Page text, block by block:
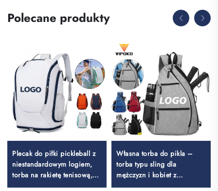
Polecane produkty
Plecak do piłki pickleball z
niestandardowym logiem,
torba na rakietę tenisową,
torba do badmintona, torba
Własna torba do pikla –
torba typu sling dla
mężczyzn i kobiet z
możliwością regulacji,